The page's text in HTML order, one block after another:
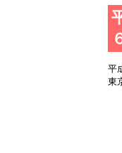
平
東